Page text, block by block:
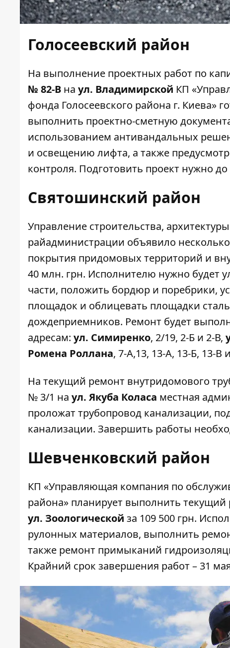
Голосеевский район
На выполнение проектных работ по
№ 82-В на ул. Владимирской КП
фонда Голосеевского района г. Киева»
выполнить проектно-сметную
использованием антивандальных
и освещению лифта, а также
контроля. Подготовить проект нужно до
Святошинский район
Управление строительства,
райадминистрации объявило
покрытия придомовых территорий и
40 млн. грн. Исполнителю нужно будет
части, положить бордюр и поребрики,
площадок и облицевать площадки
дождеприемников. Ремонт будет
адресам: ул. Симиренко, 2/19, 2-Б и 2-В,
Ромена Роллана, 7-А,13, 13-А, 13-Б, 13-В
На текущий ремонт внутридомового
№ 3/1 на ул. Якуба Коласа местная
проложат трубопровод канализации,
канализации. Завершить работы
Шевченковский район
КП «Управляющая компания по
района» планирует выполнить текущий
ул. Зоологической за 109 500 грн.
рулонных материалов, выполнить
также ремонт примыканий
Крайний срок завершения работ – 31